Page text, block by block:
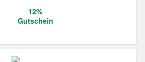
12%
Gutschein